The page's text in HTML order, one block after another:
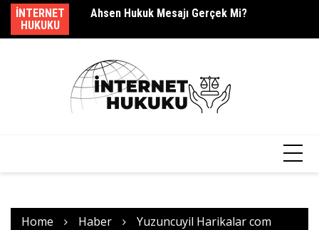
Skip
content
INTERNET
HUKUKU
Ahsen Hukuk Mesajı Gerçek Mi?
Home Haber Yuzuncuyil Harikalar com